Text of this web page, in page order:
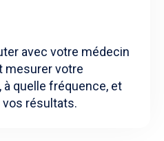
avec votre médecin
mesurer votre
quelle fréquence, et
résultats.